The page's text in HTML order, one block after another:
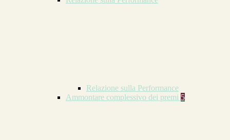
Relazione sulla Performance
Ammontare complessivo dei premi 5